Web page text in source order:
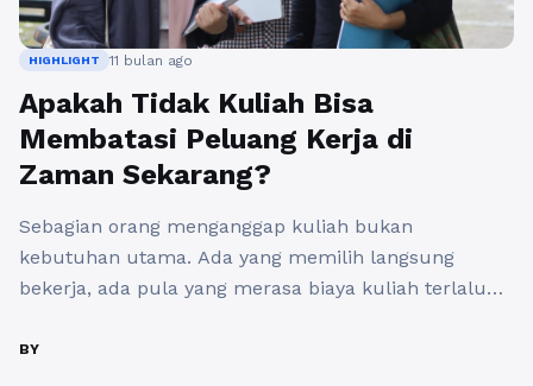
HIGHLIGHT 11 bulan ago
Apakah Tidak Kuliah Bisa
Membatasi Peluang Kerja di
Zaman Sekarang?
Sebagian orang menganggap kuliah bukan
kebutuhan utama. Ada yang memilih langsung
bekerja, ada pula yang merasa biaya kuliah terlalu
studi. Keputusan ini memang terlihat praktis, tetapi
BY